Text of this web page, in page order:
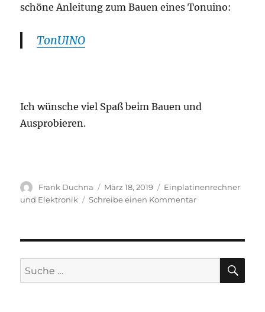
schöne Anleitung zum Bauen eines Tonuino:
TonUINO
Ich wünsche viel Spaß beim Bauen und
Ausprobieren.
Autor
Frank Duchna
Veröffentlicht
am
März 18, 2019 Kategorien
Einplatinenrechner
und Elektronik
Schreibe einen Kommentarzu
Suche
nach: